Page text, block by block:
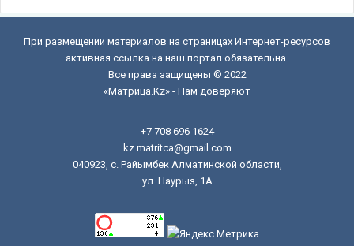
При размещении материалов на страницах Интернет-ресурсов
активная ссылка на наш портал обязательна.
Все права защищены © 2022
«Матрица.Kz» - Нам доверяют
+7 708 696 1624
kz.matritca@gmail.com
040923, с. Райымбек Алматинской области,
ул. Наурыз, 1А